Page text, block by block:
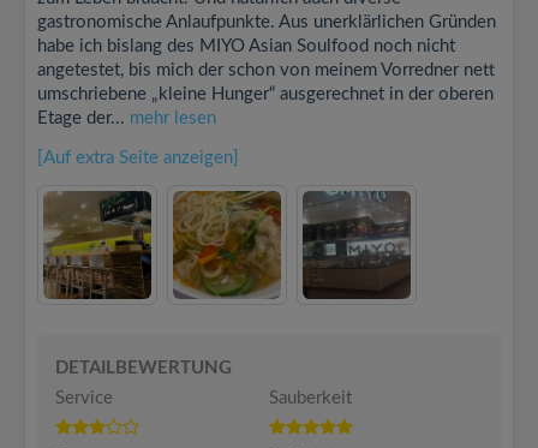
gastronomische Anlaufpunkte. Aus unerklärlichen Gründen
habe ich bislang des MIYO Asian Soulfood noch nicht
angetestet, bis mich der schon von meinem Vorredner nett
umschriebene „kleine Hunger“ ausgerechnet in der oberen
Etage der... mehr lesen
[Auf extra Seite anzeigen]
DETAILBEWERTUNG
Service
Sauberkeit